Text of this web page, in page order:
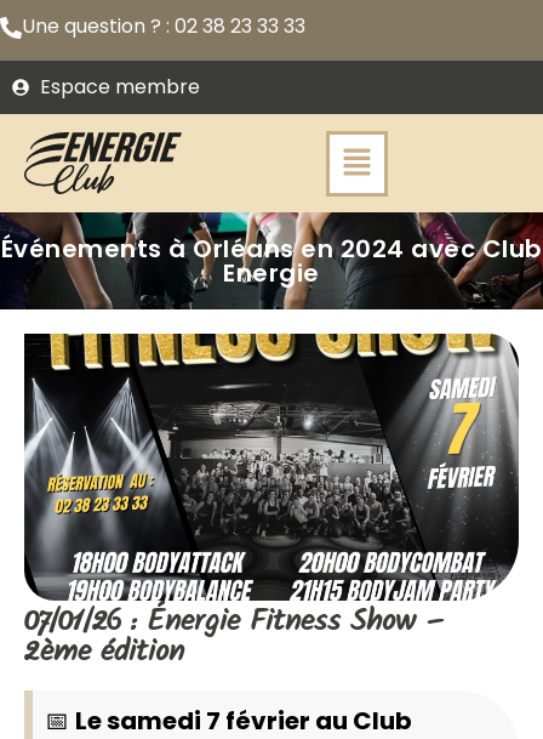
Une question ? : 02 38 23 33 33
Espace membre
Événements à Orléans en 2024 avec Club
Energie
07/01/26 : Énergie Fitness Show –
2ème édition
📅 Le samedi 7 février au Club